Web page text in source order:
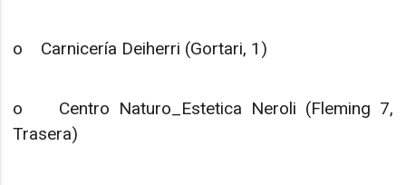
o Carnicería Deiherri (Gortari, 1)
o Centro Naturo_Estetica Neroli (Fleming 7,
Trasera)